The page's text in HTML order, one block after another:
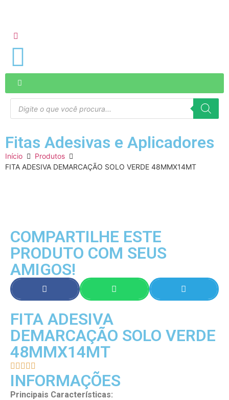
Fitas Adesivas e Aplicadores
Início
Produtos
FITA ADESIVA DEMARCAÇÃO SOLO VERDE 48MMX14MT
COMPARTILHE ESTE
PRODUTO COM SEUS
AMIGOS!
FITA ADESIVA
DEMARCAÇÃO SOLO VERDE
48MMX14MT
    
INFORMAÇÕES
Principais Características: